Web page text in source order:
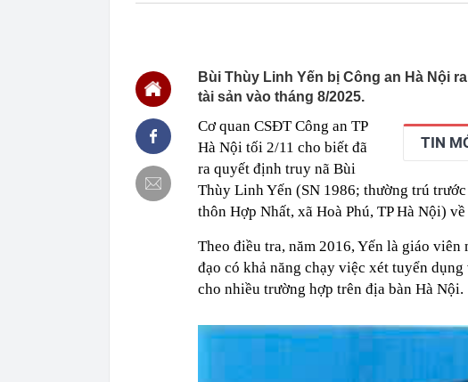
14:00
Công an có cảnh báo
Trung Quốc xây siêu đập
Kinh
13:40
Ra ngân hàng chuyển 1,1
13:36
Hai “siêu cẩu” 1.450 tấn
APEC
13:36
Grab bị phạt hơn 1,3 tỷ đồng
13:35
Tình hình hiện tại của Việt
13:17
Vì sao ngày càng nhiều gia
Chiến lược bóp nghẹt lực
13:08
Khai thác trái phép titan,
13:00
Các nhà khoa học tạo ra
Bùi Thùy Linh Yến bị Công an Hà Nội
tài sản vào tháng 8/2025.
TIN
Cơ quan CSĐT Công an TP
Hà Nội tối 2/11 cho biết đã
ra quyết định truy nã Bùi
Thùy Linh Yến (SN 1986; thường trú
thôn Hợp Nhất, xã Hoà Phú, TP Hà Nội)
Theo điều tra, năm 2016, Yến là giáo
đạo có khả năng chạy việc xét tuyển
cho nhiều trường hợp trên địa bàn Hà Nội.